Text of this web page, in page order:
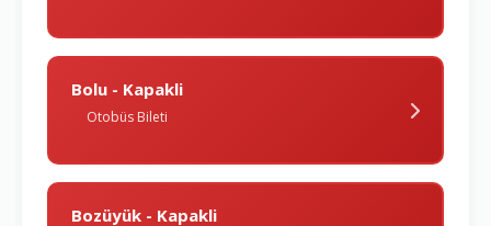
Bolu - Kapakli
Otobüs Bileti
Bozüyük - Kapakli